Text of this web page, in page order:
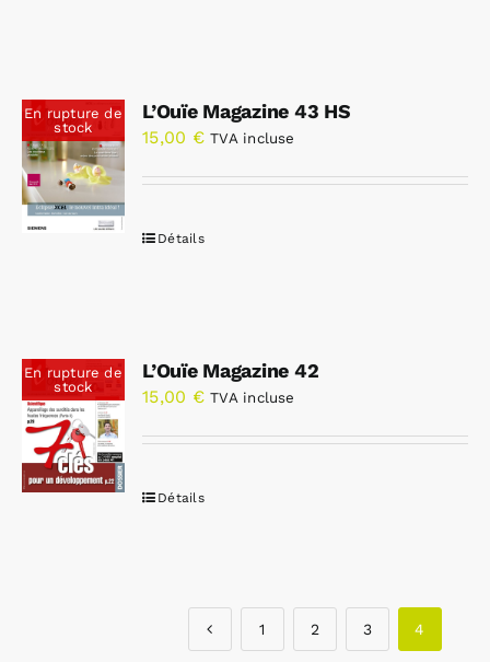
En rupture de
stock
L’Ouïe Magazine 43 HS
15,00 € TVA incluse
Détails
En rupture de
stock
L’Ouïe Magazine 42
15,00 € TVA incluse
Détails
1 2 3 4